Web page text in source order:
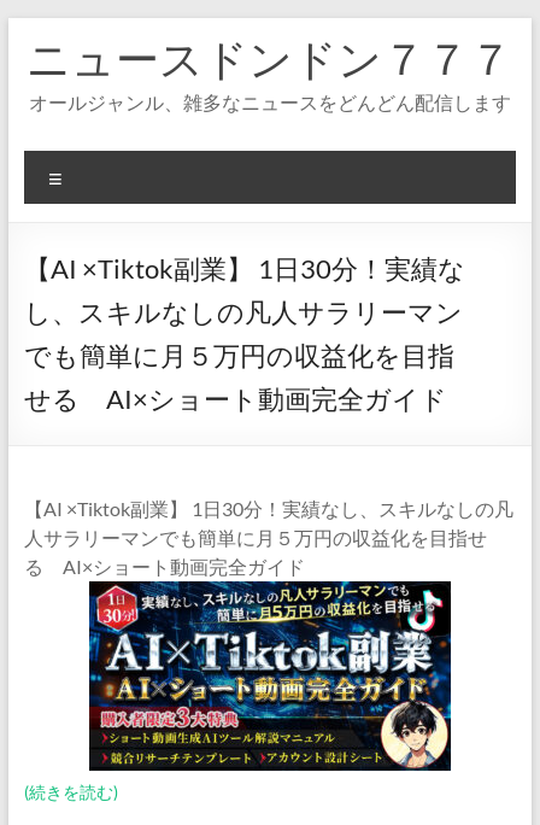
へ
ニュースドンドン７７７
オールジャンル、雑多なニュースをどんどん配信します
ニ
ー
【AI ×Tiktok副業】 1日30分！実績な
し、スキルなしの凡人サラリーマン
でも簡単に月５万円の収益化を目指
せる AI×ショート動画完全ガイド
【AI ×Tiktok副業】 1日30分！実績なし、スキルなしの凡
人サラリーマンでも簡単に月５万円の収益化を目指せ
る AI×ショート動画完全ガイド
(続きを読む)